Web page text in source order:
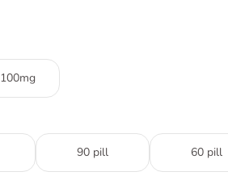
100mg
90 pill 60 pill